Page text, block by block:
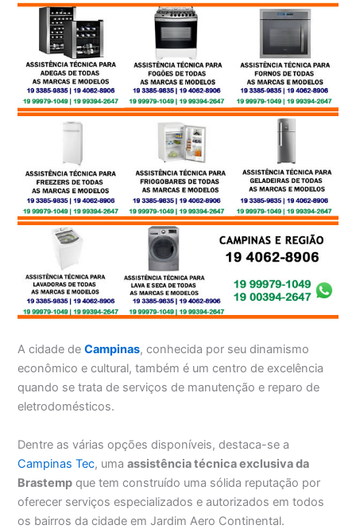
A cidade deCampinas, conhecida por seu dinamismo
econômico e cultural, também é um centro de excelência
quando se trata de serviços de manutenção e reparo de
eletrodomésticos.
Dentre as várias opções disponíveis, destaca-se a
Campinas Tec, umaassistência técnica exclusiva da
Brastemp que tem construído uma sólida reputação por
oferecer serviços especializados e autorizados em todos
os bairros da cidade em Jardim Aero Continental.